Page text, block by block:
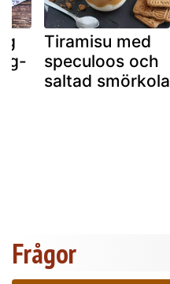
Tiramisu med
speculoos och
saltad smörkola
Frågor